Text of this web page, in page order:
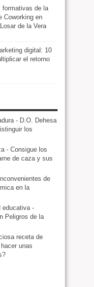
formativas de la
Coworking en
de la Vera
digital: 10
el retorno
- D.O. Dehesa
los
- Consigue los
de caza y sus
de
en la
educativa -
Peligros de la
receta de
unas